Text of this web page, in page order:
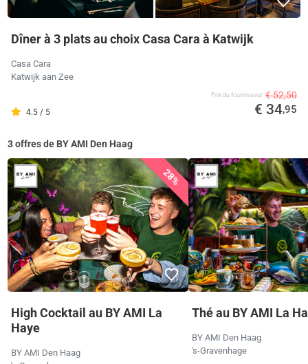
Dîner à 3 plats au choix Casa Cara à Katwijk
Casa Cara
Katwijk aan Zee
4.5 / 5
Prix ​​du fournisseur € 52,50
€ 34,95
3 offres de BY AMI Den Haag
28%
High Cocktail au BY AMI La
Haye
BY AMI Den Haag
Thé au BY AMI La
BY AMI Den Haag
's-Gravenhage